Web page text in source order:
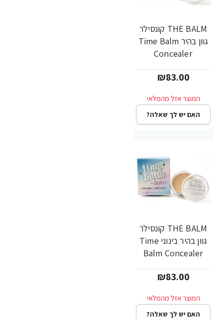
THE BALM קונסילר
גוון בהיר Time Balm
Concealer
₪83.00
האם יש לך שאלה?
THE BALM קונסילר
גוון בהיר בינוני Time
Balm Concealer
₪83.00
האם יש לך שאלה?